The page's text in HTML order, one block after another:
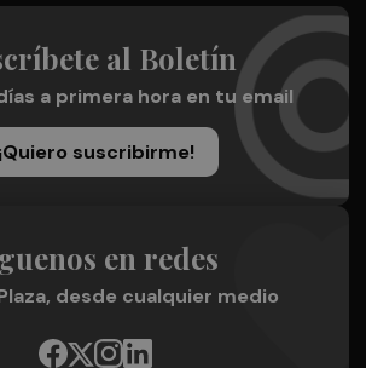
al Boletín
a primera hora en tu email
¡Quiero suscribirme!
en redes
desde cualquier medio